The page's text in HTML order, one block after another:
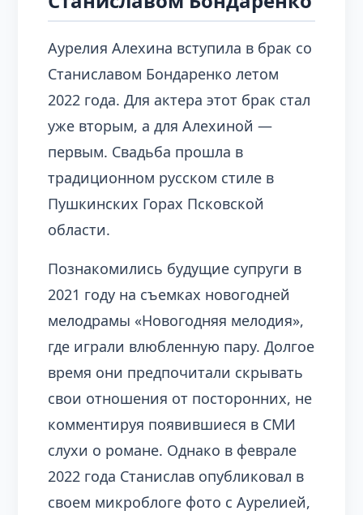
Аурелия Алехина вступила в брак со
Станиславом Бондаренко летом
2022 года. Для актера этот брак стал
уже вторым, а для Алехиной —
первым. Свадьба прошла в
традиционном русском стиле в
Пушкинских Горах Псковской
области.
Познакомились будущие супруги в
2021 году на съемках новогодней
мелодрамы «Новогодняя мелодия»,
где играли влюбленную пару. Долгое
время они предпочитали скрывать
свои отношения от посторонних, не
комментируя появившиеся в СМИ
слухи о романе. Однако в феврале
2022 года Станислав опубликовал в
своем микроблоге фото с Аурелией,